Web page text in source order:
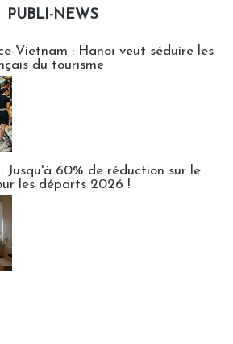
PUBLI-NEWS
Vietnam : Hanoï veut séduire les
du tourisme
Jusqu'à 60% de réduction sur le
les départs 2026 !